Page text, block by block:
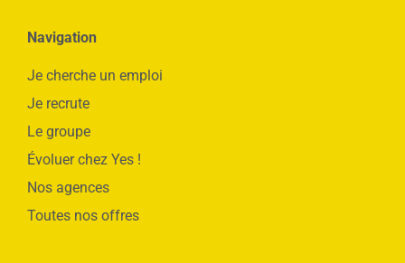
Navigation
Je cherche un emploi
Je recrute
Le groupe
Évoluer chez Yes !
Nos agences
Toutes nos offres